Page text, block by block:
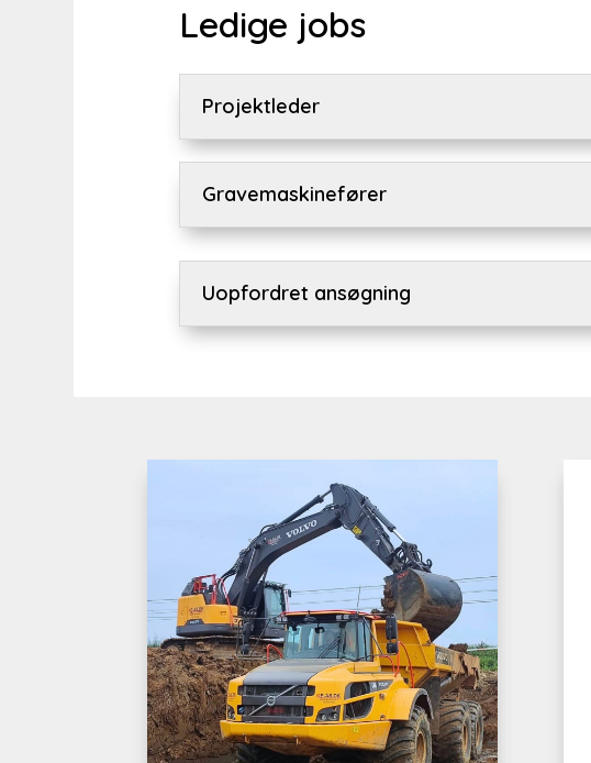
Ledige jobs
Projektleder
Gravemaskinefører
Uopfordret ansøgning